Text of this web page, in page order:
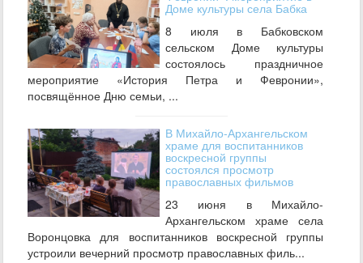
Доме культуры села Бабка
8 июля в Бабковском
сельском Доме культуры
состоялось праздничное
мероприятие «История Петра и Февронии»,
посвящённое Дню семьи, ...
В Михайло‑Архангельском
храме для воспитанников
воскресной группы
состоялся просмотр
православных фильмов
23 июня в Михайло-
Архангельском храме села
Воронцовка для воспитанников воскресной группы
устроили вечерний просмотр православных филь...